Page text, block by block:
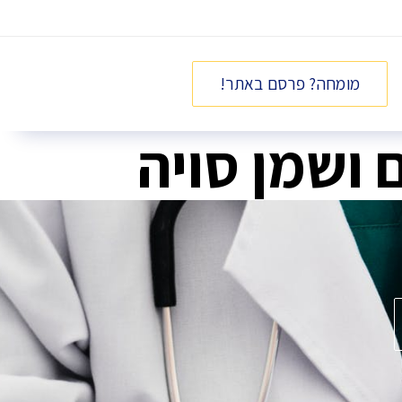
מומחה? פרסם באתר!
ושמן סויה